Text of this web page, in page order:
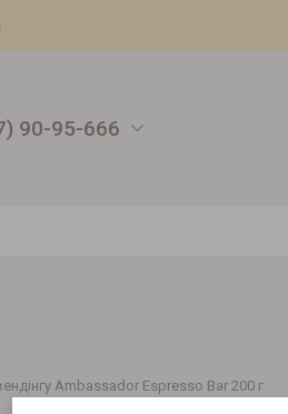
90-95-666
Ambassador Espresso Bar 200 г